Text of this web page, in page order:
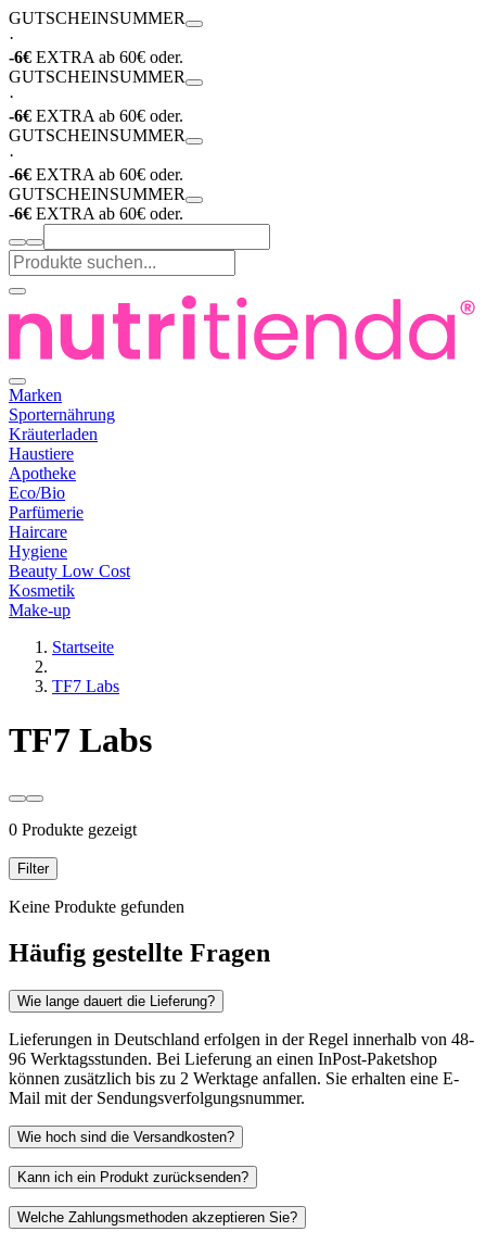
GUTSCHEINSUMMER
·
-6€ EXTRA ab 60€ oder.
GUTSCHEINSUMMER
·
-6€ EXTRA ab 60€ oder.
GUTSCHEINSUMMER
·
-6€ EXTRA ab 60€ oder.
GUTSCHEINSUMMER
-6€ EXTRA ab 60€ oder.
Marken
Sporternährung
Kräuterladen
Haustiere
Apotheke
Eco/Bio
Parfümerie
Haircare
Hygiene
Beauty Low Cost
Kosmetik
Make-up
Startseite
TF7 Labs
TF7 Labs
0 Produkte gezeigt
Filter
Keine Produkte gefunden
Häufig gestellte Fragen
Wie lange dauert die Lieferung?
Lieferungen in Deutschland erfolgen in der Regel innerhalb von 48-
96 Werktagsstunden. Bei Lieferung an einen InPost-Paketshop
können zusätzlich bis zu 2 Werktage anfallen. Sie erhalten eine E-
Mail mit der Sendungsverfolgungsnummer.
Wie hoch sind die Versandkosten?
Kann ich ein Produkt zurücksenden?
Welche Zahlungsmethoden akzeptieren Sie?